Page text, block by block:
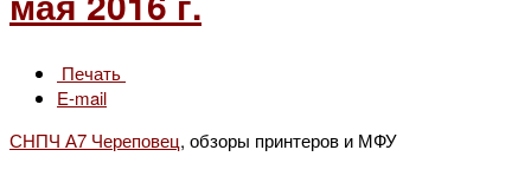
Печать
E-mail
СНПЧ А7 Череповец, обзоры принтеров и МФУ